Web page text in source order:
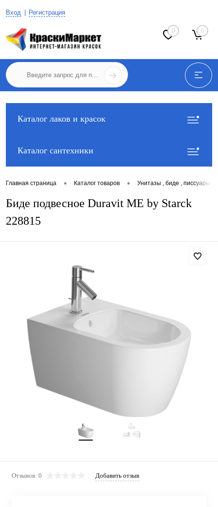
Вход Регистрация
0 0
Каталог лаков и красок
Каталог сантехники
Главная страница • Каталог товаров • Унитазы , биде , писсуары
Биде подвесное Duravit ME by Starck
228815
Отзывов: 0 Добавить отзыв